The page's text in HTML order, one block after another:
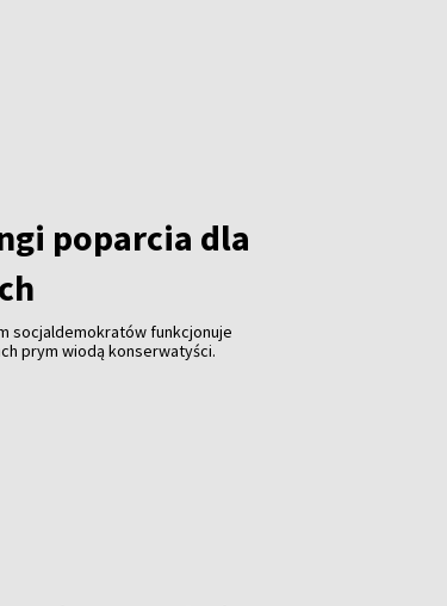
konkurencyjności i promocja kraju za
poparcia dla
socjaldemokratów funkcjonuje
prym wiodą konserwatyści.